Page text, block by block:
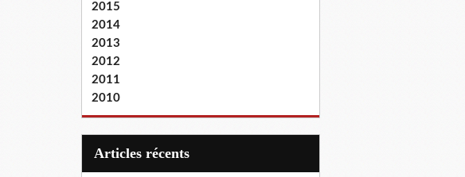
2015
2014
2013
2012
2011
2010
articles récents